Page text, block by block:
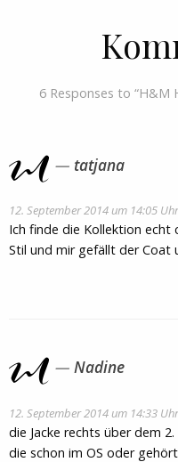
6 Responses to “H&M
tatjana
12. September 2014 um 14:05 Uhr
Ich finde die Kollektion echt
Stil und mir gefällt der Coat
Nadine
12. September 2014 um 14:33 Uhr
die Jacke rechts über dem
die schon im OS oder